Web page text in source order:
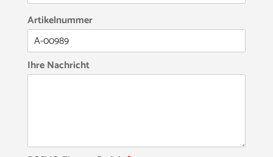
Artikelnummer
Ihre Nachricht